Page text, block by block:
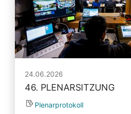
24.06.2026
46. PLENARSITZUNG
Plenarprotokoll